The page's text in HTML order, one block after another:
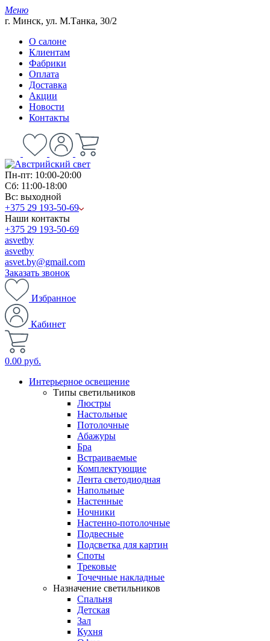
Меню
г. Минск, ул. М.Танка, 30/2
О салоне
Клиентам
Фабрики
Оплата
Доставка
Акции
Новости
Контакты
Пн-пт: 10:00-20:00
Сб: 11:00-18:00
Вс: выходной
+375 29 193-50-69
Наши контакты
+375 29 193-50-69
asvetby
asvetby
asvet.by@gmail.com
Заказать звонок
Избранное
Кабинет
0.00 руб.
Интерьерное освещение
Типы светильников
Люстры
Настольные
Потолочные
Абажуры
Бра
Встраиваемые
Комплектующие
Лента светодиодная
Напольные
Настенные
Ночники
Настенно-потолочные
Подвесные
Подсветка для картин
Споты
Трековые
Точечные накладные
Назначение светильников
Спальня
Детская
Зал
Кухня